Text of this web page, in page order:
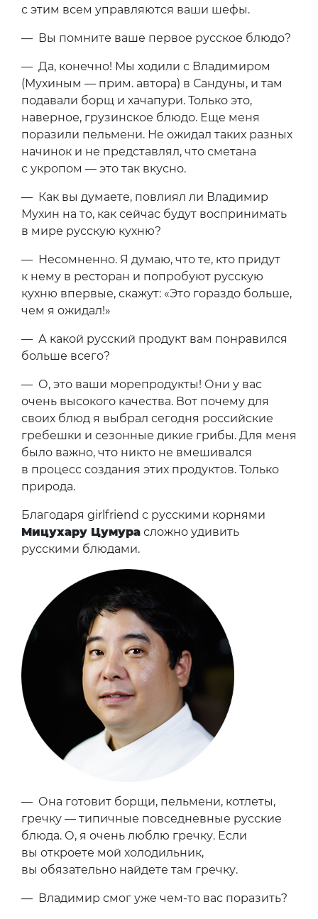
с этим всем управляются ваши шефы.
— Вы помните ваше первое русское блюдо?
— Да, конечно! Мы ходили с Владимиром
(Мухиным — прим. автора) в Сандуны, и там
подавали борщ и хачапури. Только это,
наверное, грузинское блюдо. Еще меня
поразили пельмени. Не ожидал таких разных
начинок и не представлял, что сметана
с укропом — это так вкусно.
— Как вы думаете, повлиял ли Владимир
Мухин на то, как сейчас будут воспринимать
в мире русскую кухню?
— Несомненно. Я думаю, что те, кто придут
к нему в ресторан и попробуют русскую
кухню впервые, скажут: «Это гораздо больше,
чем я ожидал!»
— А какой русский продукт вам понравился
больше всего?
— О, это ваши морепродукты! Они у вас
очень высокого качества. Вот почему для
своих блюд я выбрал сегодня российские
гребешки и сезонные дикие грибы. Для меня
было важно, что никто не вмешивался
в процесс создания этих продуктов. Только
природа.
Благодаря girlfriend с русскими корнями
Мицухару Цумура сложно удивить
русскими блюдами.
— Она готовит борщи, пельмени, котлеты,
гречку — типичные повседневные русские
блюда. О, я очень люблю гречку. Если
вы откроете мой холодильник,
вы обязательно найдете там гречку.
— Владимир смог уже чем-то вас поразить?